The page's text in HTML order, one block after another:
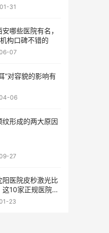
31
哪些医院有名，
构口碑不错的
07
”对容貌的影响有
06
纹形成的两大原因
27
阳医院皮秒激光比
这10家正规医院值
23